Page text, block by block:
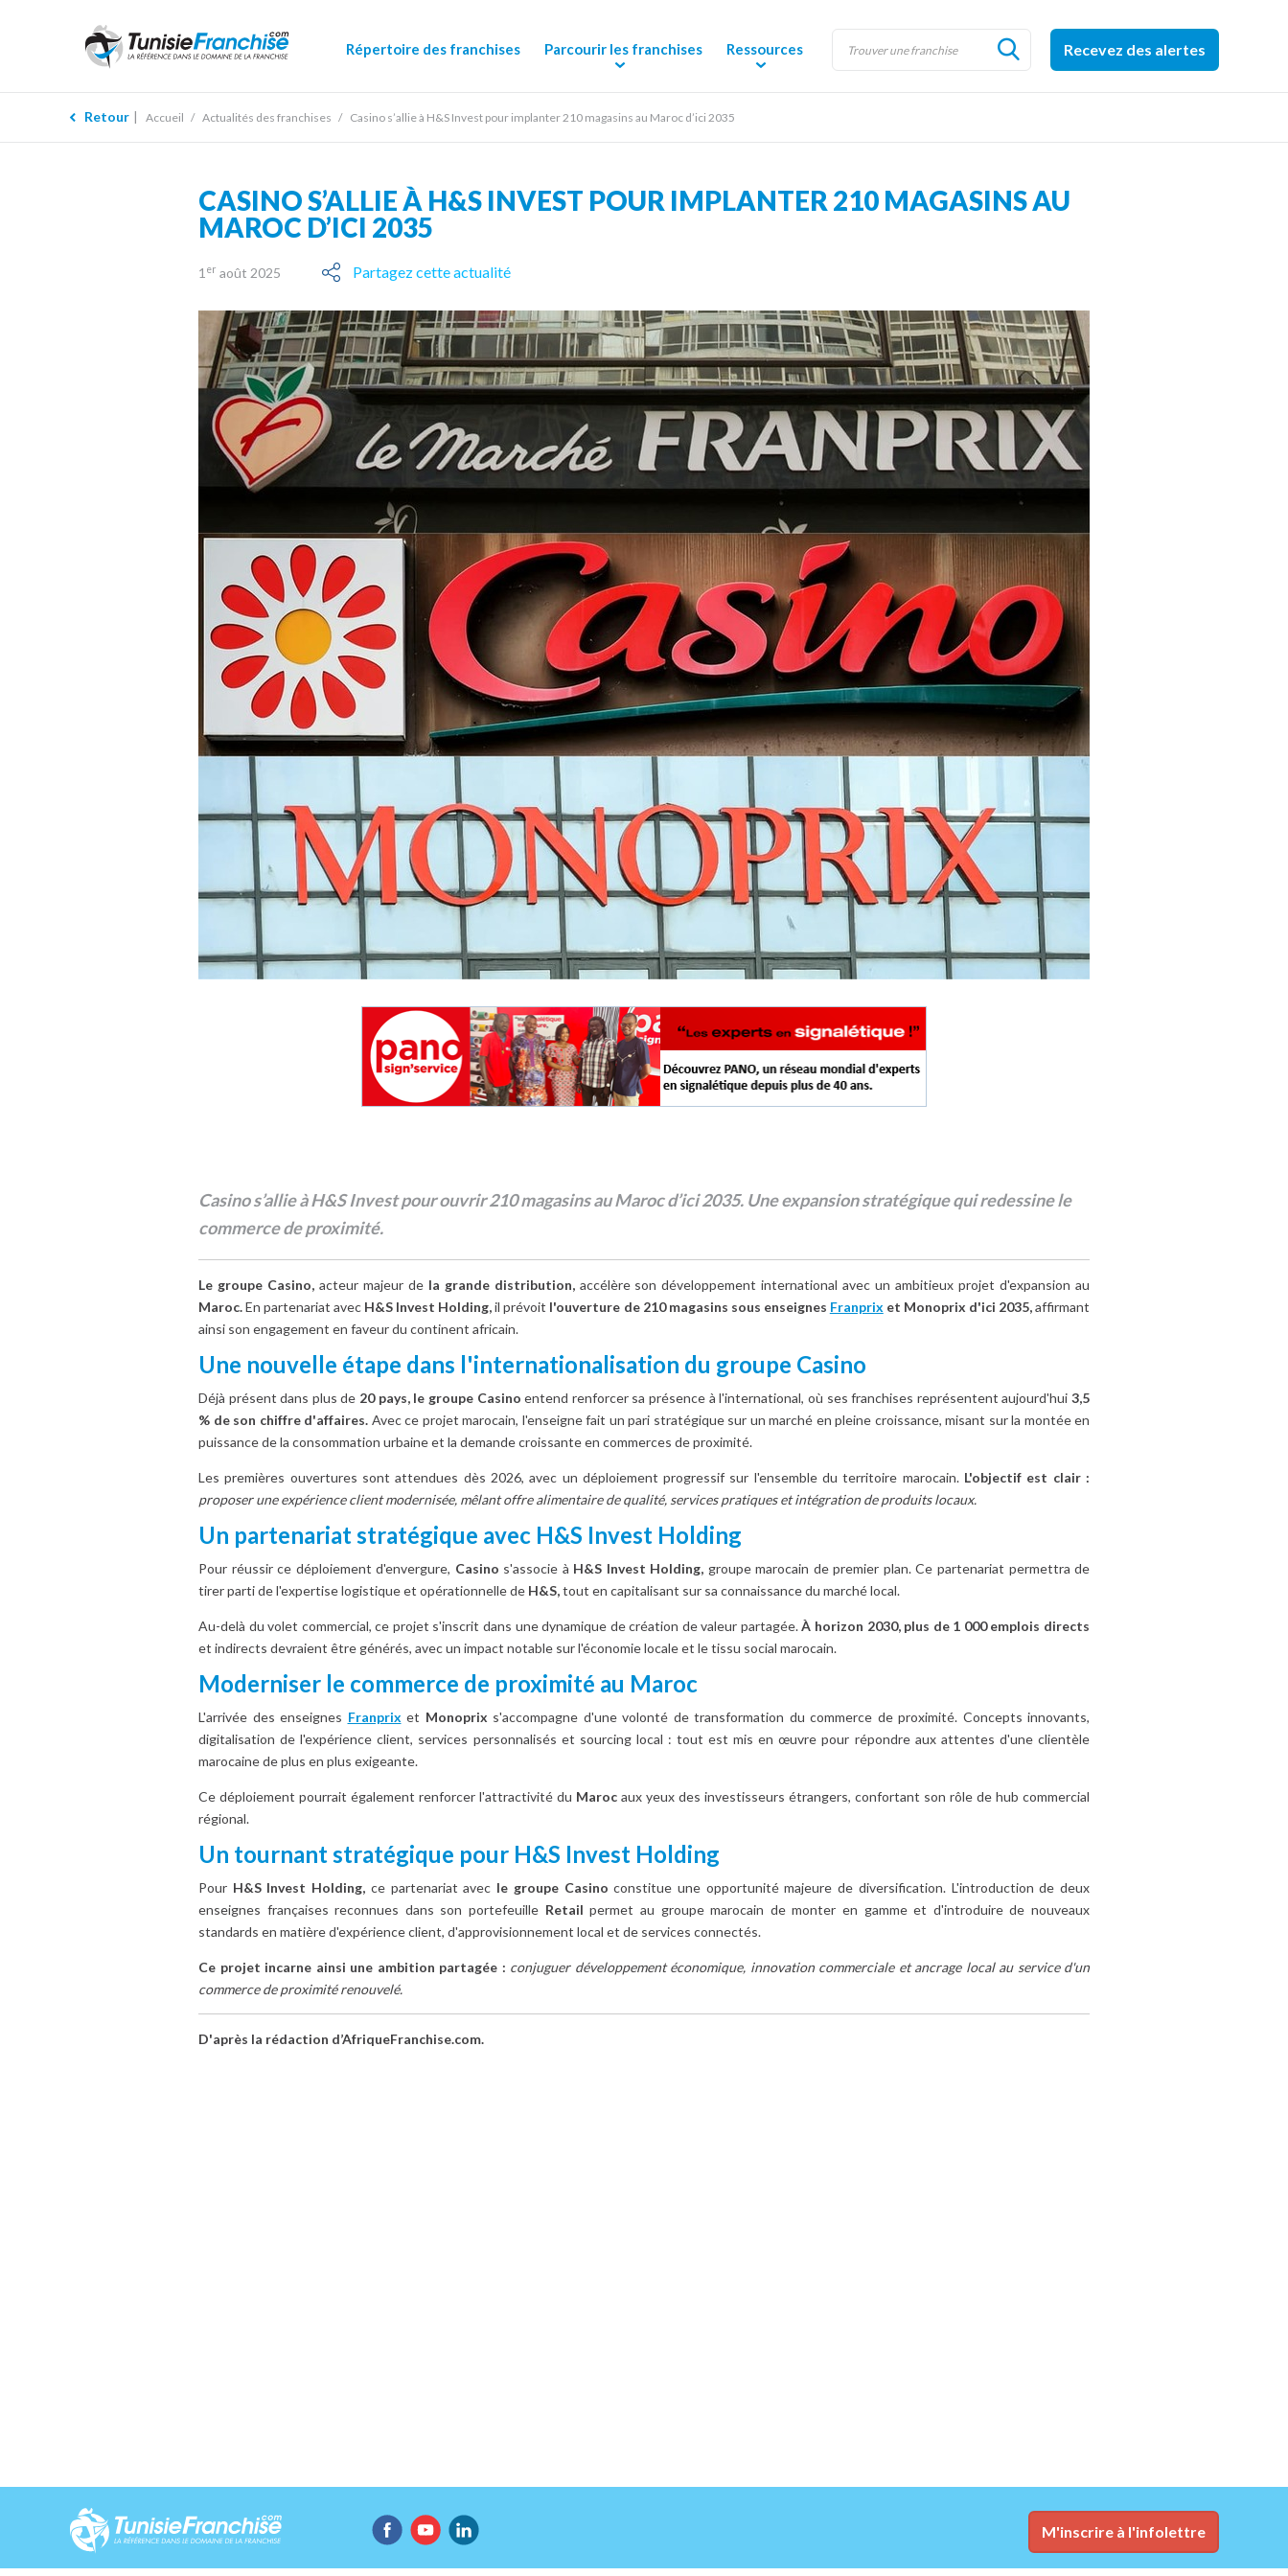
Recevez des alertes
Répertoire des franchises Parcourir les franchises Ressources
Retour Accueil Actualités des franchises Casino s’allie à H&S Invest pour implanter 210 magasins au Maroc d’ici 2035
CASINO S’ALLIE À H&S INVEST POUR IMPLANTER 210 MAGASINS AU
MAROC D’ICI 2035
1 er août 2025 Partagez cette actualité
Casino s’allie à H&S Invest pour ouvrir 210 magasins au Maroc d’ici 2035. Une expansion stratégique qui redessine le
commerce de proximité.
Le groupe Casino,acteur majeur de la grande distribution,accélère son développement international avec un ambitieux projet d'expansion au
Maroc.En partenariat avec H&S Invest Holding,il prévoit l'ouverture de 210 magasins sous enseignes Franprix et Monoprix d'ici 2035,affirmant
ainsi son engagement en faveur du continent africain.
Une nouvelle étape dans l'internationalisation du groupe Casino
Déjà présent dans plus de 20 pays, le groupe Casino entend renforcer sa présence à l'international, où ses franchises représentent aujourd'hui3,5
% de son chiffre d'affaires. Avec ce projet marocain, l'enseigne fait un pari stratégique sur un marché en pleine croissance, misant sur la montée en
puissance de la consommation urbaine et la demande croissante en commerces de proximité.
Les premières ouvertures sont attendues dès 2026, avec un déploiement progressif sur l'ensemble du territoire marocain. L'objectif est clair :
proposer une expérience client modernisée, mêlant offre alimentaire de qualité, services pratiques et intégration de produits locaux.
Un partenariat stratégique avec H&S Invest Holding
Pour réussir ce déploiement d'envergure, Casino s'associe à H&S Invest Holding, groupe marocain de premier plan. Ce partenariat permettra de
tirer parti de l'expertise logistique et opérationnelle de H&S,tout en capitalisant sur sa connaissance du marché local.
Au-delà du volet commercial, ce projet s'inscrit dans une dynamique de création de valeur partagée.À horizon 2030, plus de 1 000 emplois directs
et indirects devraient être générés, avec un impact notable sur l'économie locale et le tissu social marocain.
Moderniser le commerce de proximité au Maroc
L'arrivée des enseignes Franprix et Monoprix s'accompagne d'une volonté de transformation du commerce de proximité. Concepts innovants,
digitalisation de l'expérience client, services personnalisés et sourcing local : tout est mis en œuvre pour répondre aux attentes d'une clientèle
marocaine de plus en plus exigeante.
Ce déploiement pourrait également renforcer l'attractivité du Maroc aux yeux des investisseurs étrangers, confortant son rôle de hub commercial
régional.
Un tournant stratégique pour H&S Invest Holding
Pour H&S Invest Holding, ce partenariat avec le groupe Casino constitue une opportunité majeure de diversification. L'introduction de deux
enseignes françaises reconnues dans son portefeuille Retail permet au groupe marocain de monter en gamme et d'introduire de nouveaux
standards en matière d'expérience client, d'approvisionnement local et de services connectés.
Ce projet incarne ainsi une ambition partagée : conjuguer développement économique, innovation commerciale et ancrage local au service d'un
commerce de proximité renouvelé.
D'après la rédaction d’AfriqueFranchise.com.
M'inscrire à l'infolettre